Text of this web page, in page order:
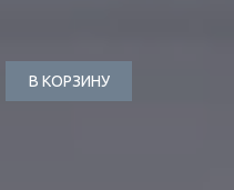
В КОРЗИНУ